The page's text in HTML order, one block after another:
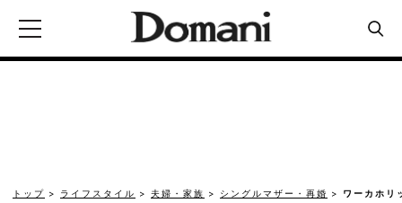
トップ ライフスタイル 夫婦・家族 シングルマザー・再婚 ワーカホリ